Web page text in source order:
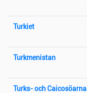
Turkiet
Turkmenistan
Turks- och Caicosöarna